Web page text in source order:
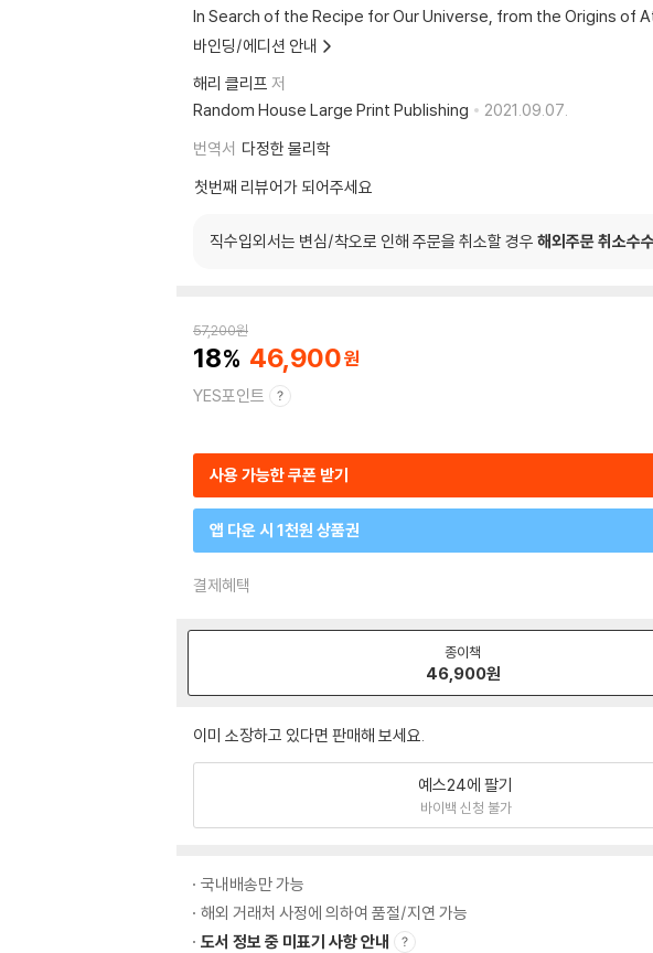
In Search of the Recipe for Our Universe, from the Origins of
바인딩/에디션 안내
해리 클리프 저
Random House Large Print Publishing
2021.09.07.
번역서 다정한 물리학
첫번째 리뷰어가 되어주세요
직수입외서는 변심/착오로 인해 주문을 취소할 경우 해외주문 취소수
57,200원
18 46,900
YES포인트
사용 가능한 쿠폰 받기
앱 다운 시 1천원 상품권
결제혜택
종이책
46,900원
이미 소장하고 있다면 판매해 보세요.
예스24에 팔기
바이백 신청 불가
국내배송만 가능
해외 거래처 사정에 의하여 품절/지연 가능
도서 정보 중 미표기 사항 안내